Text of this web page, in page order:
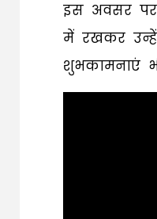
इस अवसर पर
में रखकर उन्हें
शुभकामनाएं